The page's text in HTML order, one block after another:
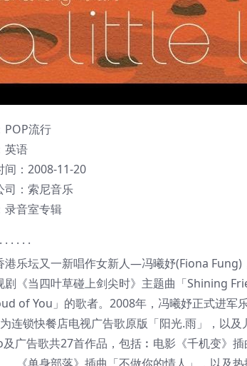
POP流行
英语
间：2008-11-20
司：索尼音乐
录音室专辑
· · · ·
坛又一新唱作女新人—冯曦妤(Fiona Fung)
剧《当四叶草碰上剑尖时》主题曲「Shining
of You」的歌者。2008年，冯曦妤正式进
连锁快餐店电视广告歌原版「阳光.雨」，以
广告歌共27首作品，包括︰电影《千机变》